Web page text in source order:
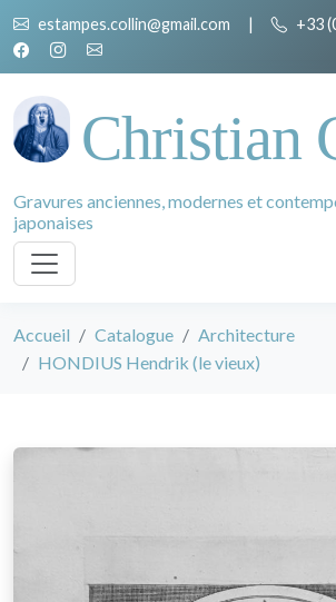
estampes.collin@gmail.com | +33
Christian
Gravures anciennes, modernes et
japonaises
Accueil Catalogue
Architecture
HONDIUS Hendrik (le vieux)